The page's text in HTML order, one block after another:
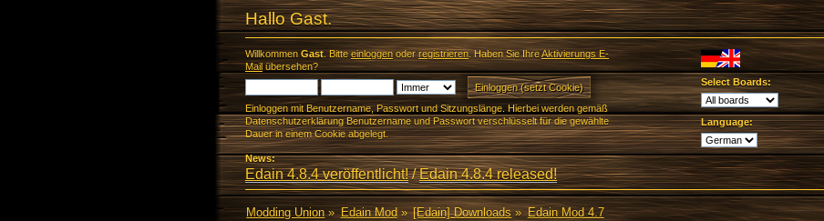
Hallo Gast.
Willkommen Gast. Bitte einloggenoderregistrieren. Haben Sie IhreAktivierungs E-
Mailübersehen?
Einloggen mit Benutzername, Passwort und Sitzungslänge. Hierbei werden gemäß
Datenschutzerklärung Benutzername und Passwort verschlüsselt für die gewählte
Dauer in einem Cookie abgelegt.
Select Boards:
Language:
News:
Edain 4.8.4 veröffentlicht!/Edain 4.8.4 released!
Modding Union» Edain Mod» [Edain] Downloads» Edain Mod 4.7